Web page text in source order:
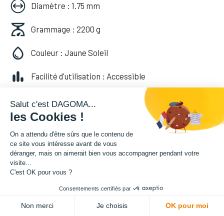
Diamètre : 1.75 mm
Grammage : 2200 g
Couleur : Jaune Soleil
Facilité d'utilisation : Accessible
49,99
Salut c'est DAGOMA...
les Cookies !
On a attendu d'être sûrs que le contenu de
ce site vous intéresse avant de vous
déranger, mais on aimerait bien vous accompagner pendant votre
visite...
C'est OK pour vous ?
Consentements certifiés par
Non merci Je choisis OK pour moi